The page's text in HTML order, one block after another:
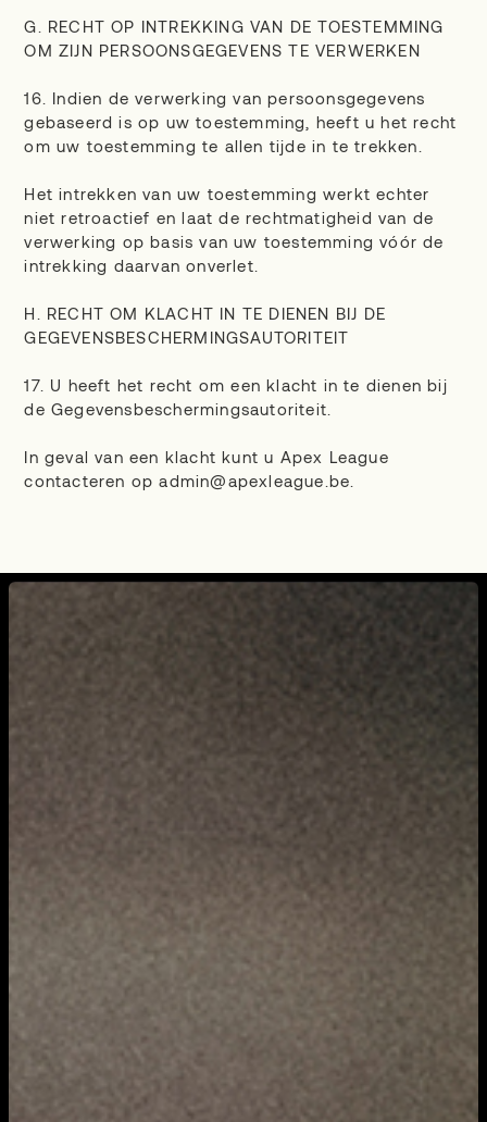
G. RECHT OP INTREKKING VAN DE TOESTEMMING
OM ZIJN PERSOONSGEGEVENS TE VERWERKEN
16. Indien de verwerking van persoonsgegevens
gebaseerd is op uw toestemming, heeft u het recht
om uw toestemming te allen tijde in te trekken.
Het intrekken van uw toestemming werkt echter
niet retroactief en laat de rechtmatigheid van de
verwerking op basis van uw toestemming vóór de
intrekking daarvan onverlet.
H. RECHT OM KLACHT IN TE DIENEN BIJ DE
GEGEVENSBESCHERMINGSAUTORITEIT
17. U heeft het recht om een klacht in te dienen bij
de Gegevensbeschermingsautoriteit.
In geval van een klacht kunt u Apex League
contacteren op admin@apexleague.be.